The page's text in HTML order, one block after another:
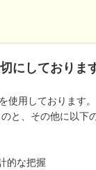
にしておりま
使用しております。
と、その他に以下
的な把握